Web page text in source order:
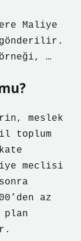
Maliye
gönderilir.
…
meslek
toplum
meclisi
az